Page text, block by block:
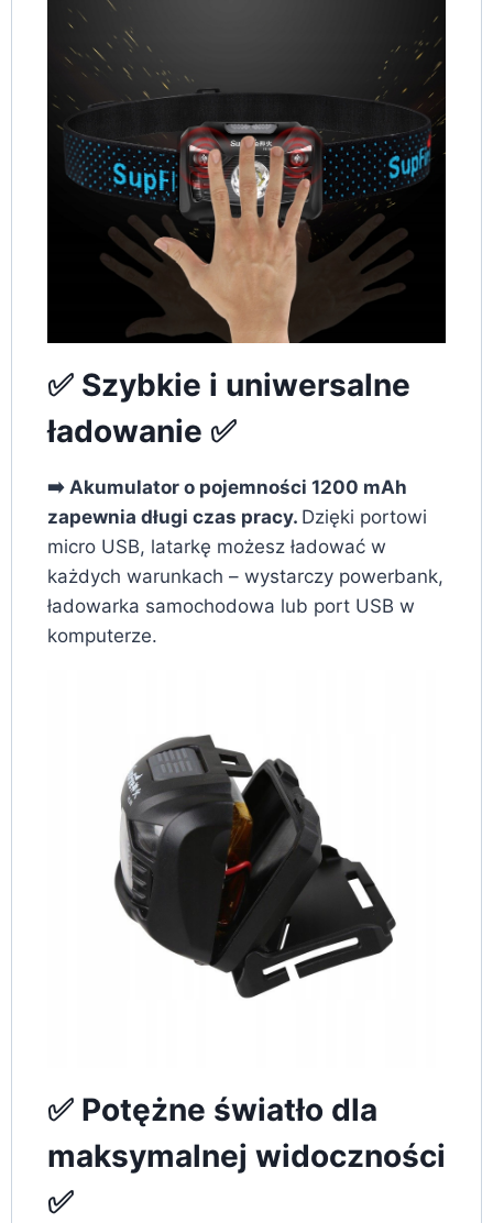
✅ Szybkie i uniwersalne
ładowanie ✅
➡️ Akumulator o pojemności 1200 mAh
zapewnia długi czas pracy. Dzięki portowi
micro USB, latarkę możesz ładować w
każdych warunkach – wystarczy powerbank,
ładowarka samochodowa lub port USB w
komputerze.
✅ Potężne światło dla
maksymalnej widoczności
✅